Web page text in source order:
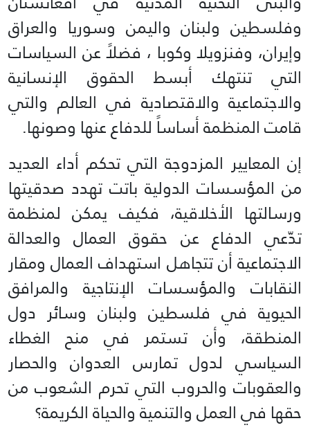
وفلسطين ولبنان واليمن وسوريا والعراق
وإيران، وفنزويلا وكوبا ، فضلاً عن السياسات
التي تنتهك أبسط الحقوق الإنسانية
والاجتماعية والاقتصادية في العالم والتي
قامت المنظمة أساساً للدفاع عنها وصونها.
إن المعايير المزدوجة التي تحكم أداء العديد
من المؤسسات الدولية باتت تهدد صدقيتها
ورسالتها الأخلاقية، فكيف يمكن لمنظمة
تدّعي الدفاع عن حقوق العمال والعدالة
الاجتماعية أن تتجاهل استهداف العمال ومقار
النقابات والمؤسسات الإنتاجية والمرافق
الحيوية في فلسطين ولبنان وسائر دول
المنطقة، وأن تستمر في منح الغطاء
السياسي لدول تمارس العدوان والحصار
والعقوبات والحروب التي تحرم الشعوب من
حقها في العمل والتنمية والحياة الكريمة؟